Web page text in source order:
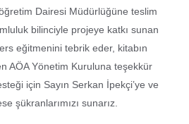
Dairesi Müdürlüğüne teslim
bilinciyle projeye katkı sunan
eğitmenini tebrik eder, kitabın
AÖA Yönetim Kuruluna teşekkür
için Sayın Serkan İpekçi’ye ve
şükranlarımızı sunarız.